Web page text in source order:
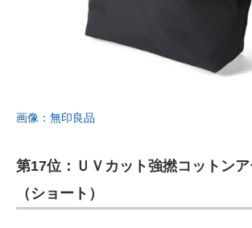
画像：無印良品
第17位：ＵＶカット強撚コットン
（ショート）